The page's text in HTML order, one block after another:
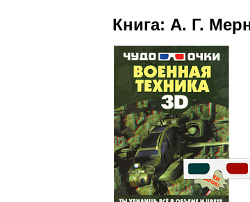
Книга: А. Г.